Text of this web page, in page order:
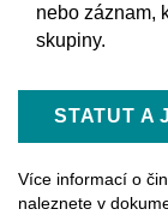
nebo záznam,
skupiny.
STATUT A
Více informací o
naleznete v